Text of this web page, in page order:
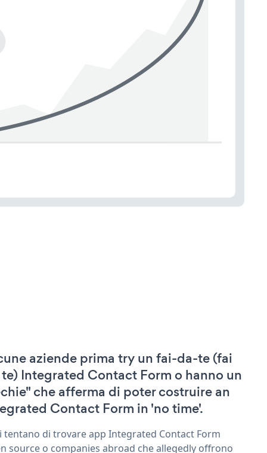
aziende prima try un fai-da-te (fai
Integrated Contact Form o hanno un
che afferma di poter costruire an
Contact Form in 'no time'.
tentano di trovare app Integrated Contact Form
source o companies abroad che allegedly offrono